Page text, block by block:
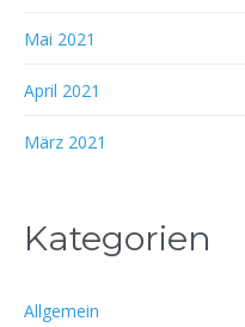
Mai 2021
April 2021
März 2021
Kategorien
Allgemein